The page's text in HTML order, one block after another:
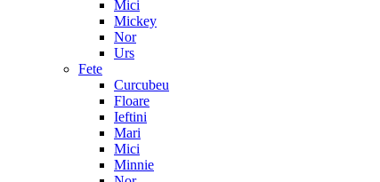
Mici
Mickey
Nor
Urs
Fete
Curcubeu
Floare
Ieftini
Mari
Mici
Minnie